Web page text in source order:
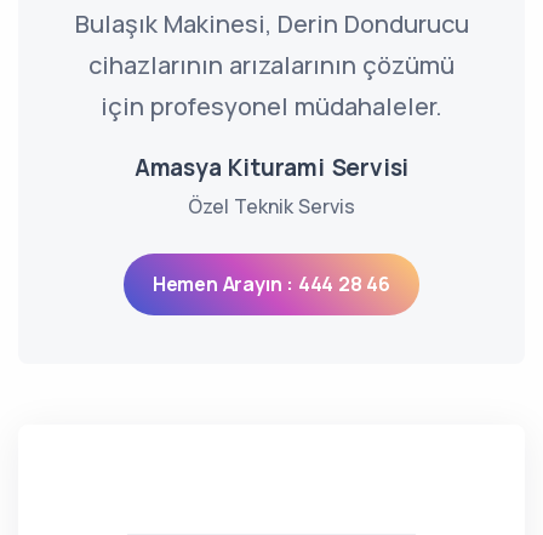
Bulaşık Makinesi, Derin Dondurucu
cihazlarının arızalarının çözümü
için profesyonel müdahaleler.
Amasya Kiturami Servisi
Özel Teknik Servis
Hemen Arayın : 444 28 46